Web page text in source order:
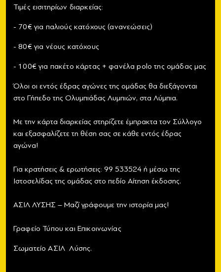
Τιμές εισιτηρίων διαρκείας:
- 70€ για παλιούς κατόχους (ανανεώσεις)
- 80€ για νέους κατόχους
- 100€ για πακέτο κάρτας + φανέλα polo της ομάδας μας
Όλοι οι εντός έδρας αγώνες της ομάδας θα διεξάγονται
στο Γήπεδο της Ολυμπιάδας Λυμπιών, στα Λύμπια.
Με την κάρτα διαρκείας στηρίζετε έμπρακτα τον Σύλλογο
και εξασφαλίζετε τη θέση σας σε κάθε εντός έδρας
αγώνα!
Για κρατήσεις & ερωτήσεις: 99 533524 ή μέσω της
Ιστοσελίδας της ομάδας στο πεδίο Αίτηση έκδοσης.
ΑΣΙΛ ΛΥΣΗΣ – Μαζί γράφουμε την ιστορία μας!
Γραφείο Τύπου και Επικοινωνίας
Σωματείο ΑΣΙΛ Λύσης.